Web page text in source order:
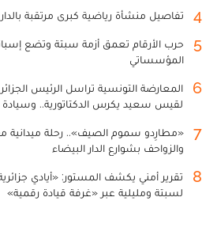
4 تفاصيل منشأة رياضية كبرى مرتقبة بالدار
5
حرب الأرقام تعمق أزمة سبتة وتضع
المؤسساتي
6
المعارضة التونسية تراسل الرئيس
لقيس سعيد يكرس الدكتاتورية..
7
«مطارِدو سموم الصيف».. رحلة ميدانية
والزواحف بشوارع الدار البيضاء
8
تقرير أمني يكشف المستور: «أيادي
لسبتة ومليلية عبر «غرفة قيادة رقمية»